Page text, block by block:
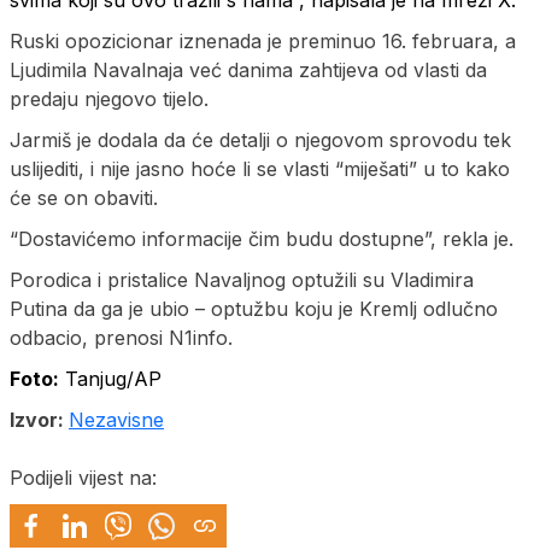
Ruski opozicionar iznenada je preminuo 16. februara, a
Ljudimila Navalnaja već danima zahtijeva od vlasti da
predaju njegovo tijelo.
Jarmiš je dodala da će detalji o njegovom sprovodu tek
uslijediti, i nije jasno hoće li se vlasti “miješati” u to kako
će se on obaviti.
“Dostavićemo informacije čim budu dostupne”, rekla je.
Porodica i pristalice Navaljnog optužili su Vladimira
Putina da ga je ubio – optužbu koju je Kremlj odlučno
odbacio, prenosi N1info.
Foto: Tanjug/AP
Izvor: Nezavisne
Podijeli vijest na: